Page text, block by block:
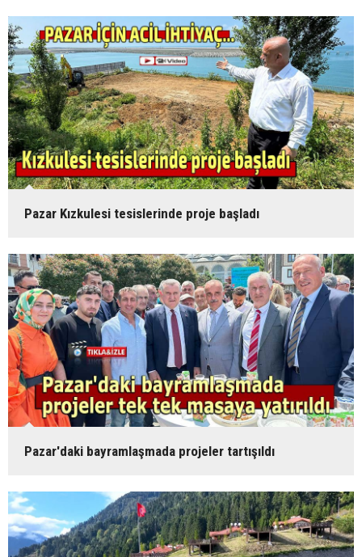
Pazar Kızkulesi tesislerinde proje başladı
Pazar'daki bayramlaşmada projeler tartışıldı